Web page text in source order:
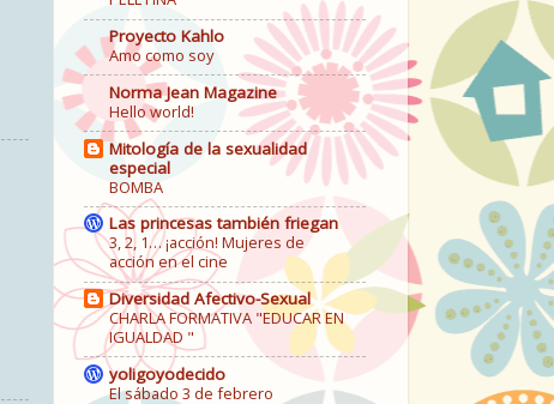
Proyecto Kahlo
Amo como soy
Norma Jean Magazine
Hello world!
Mitología de la sexualidad
especial
BOMBA
Las princesas también friegan
3, 2, 1… ¡acción! Mujeres de
acción en el cine
Diversidad Afectivo-Sexual
CHARLA FORMATIVA "EDUCAR EN
IGUALDAD "
yoligoyodecido
El sábado 3 de febrero